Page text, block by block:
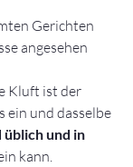
Gerichten
angesehen
Kluft ist der
ein und dasselbe
üblich und in
kann.